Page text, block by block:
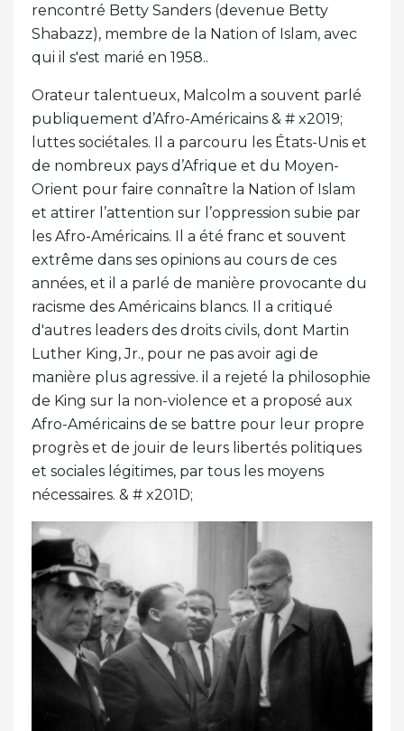
rencontré Betty Sanders (devenue Betty
Shabazz), membre de la Nation of Islam, avec
qui il s'est marié en 1958..
Orateur talentueux, Malcolm a souvent parlé
publiquement d’Afro-Américains & # x2019;
luttes sociétales. Il a parcouru les États-Unis et
de nombreux pays d’Afrique et du Moyen-
Orient pour faire connaître la Nation of Islam
et attirer l’attention sur l’oppression subie par
les Afro-Américains. Il a été franc et souvent
extrême dans ses opinions au cours de ces
années, et il a parlé de manière provocante du
racisme des Américains blancs. Il a critiqué
d'autres leaders des droits civils, dont Martin
Luther King, Jr., pour ne pas avoir agi de
manière plus agressive. il a rejeté la philosophie
de King sur la non-violence et a proposé aux
Afro-Américains de se battre pour leur propre
progrès et de jouir de leurs libertés politiques
et sociales légitimes, par tous les moyens
nécessaires. & # x201D;